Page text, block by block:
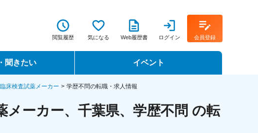
閲覧履歴 気になる Web履歴書 ログイン 会員登録
聞きたい イベント
転職イベント・転職セミナー
転職フェア
床検査試薬メーカー 学歴不問の転職・求人情報
メーカー、千葉県、学歴不問 の転